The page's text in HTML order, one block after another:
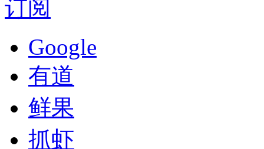
订阅
Google
有道
鲜果
抓虾